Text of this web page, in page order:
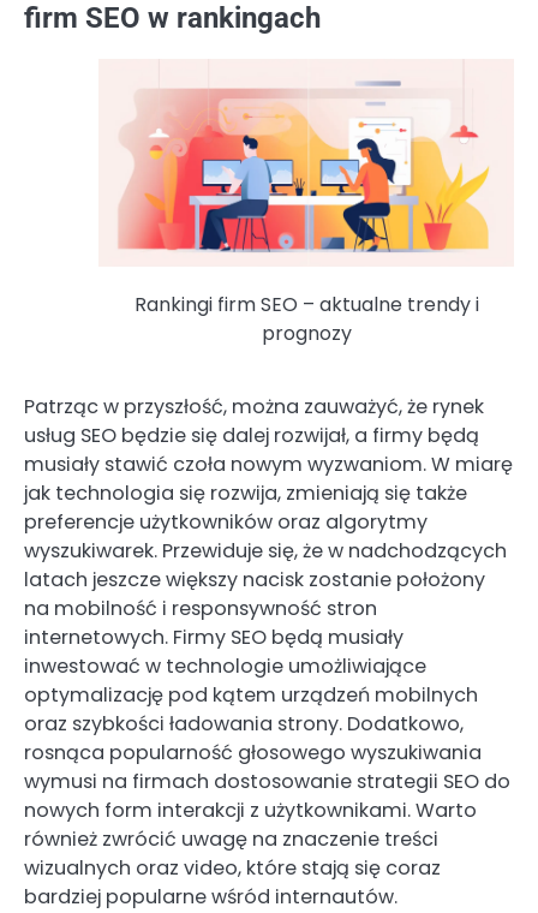
firm SEO w rankingach
Rankingi firm SEO – aktualne trendy i
prognozy
Patrząc w przyszłość, można zauważyć, że rynek
usług SEO będzie się dalej rozwijał, a firmy będą
musiały stawić czoła nowym wyzwaniom. W miarę
jak technologia się rozwija, zmieniają się także
preferencje użytkowników oraz algorytmy
wyszukiwarek. Przewiduje się, że w nadchodzących
latach jeszcze większy nacisk zostanie położony
na mobilność i responsywność stron
internetowych. Firmy SEO będą musiały
inwestować w technologie umożliwiające
optymalizację pod kątem urządzeń mobilnych
oraz szybkości ładowania strony. Dodatkowo,
rosnąca popularność głosowego wyszukiwania
wymusi na firmach dostosowanie strategii SEO do
nowych form interakcji z użytkownikami. Warto
również zwrócić uwagę na znaczenie treści
wizualnych oraz video, które stają się coraz
bardziej popularne wśród internautów.